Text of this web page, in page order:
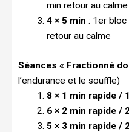
min retour au calme
4 × 5 min : 1er bloc
retour au calme
Séances « Fractionné
l’endurance et le souffle)
8 × 1 min rapide /
6 × 2 min rapide /
5 × 3 min rapide /